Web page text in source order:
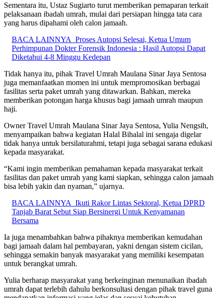
Sementara itu, Ustaz Sugiarto turut memberikan pemaparan terkait
pelaksanaan ibadah umrah, mulai dari persiapan hingga tata cara
yang harus dipahami oleh calon jamaah.
BACA LAINNYA Proses Autopsi Selesai, Ketua Umum
Perhimpunan Dokter Forensik Indonesia : Hasil Autopsi Dapat
Diketahui 4-8 Minggu Kedepan
Tidak hanya itu, pihak Travel Umrah Maulana Sinar Jaya Sentosa
juga memanfaatkan momen ini untuk mempromosikan berbagai
fasilitas serta paket umrah yang ditawarkan. Bahkan, mereka
memberikan potongan harga khusus bagi jamaah umrah maupun
haji.
Owner Travel Umrah Maulana Sinar Jaya Sentosa, Yulia Nengsih,
menyampaikan bahwa kegiatan Halal Bihalal ini sengaja digelar
tidak hanya untuk bersilaturahmi, tetapi juga sebagai sarana edukasi
kepada masyarakat.
“Kami ingin memberikan pemahaman kepada masyarakat terkait
fasilitas dan paket umrah yang kami siapkan, sehingga calon jamaah
bisa lebih yakin dan nyaman,” ujarnya.
BACA LAINNYA Ikuti Rakor Lintas Sektoral, Ketua DPRD
Tanjab Barat Sebut Siap Bersinergi Untuk Kenyamanan
Bersama
Ia juga menambahkan bahwa pihaknya memberikan kemudahan
bagi jamaah dalam hal pembayaran, yakni dengan sistem cicilan,
sehingga semakin banyak masyarakat yang memiliki kesempatan
untuk berangkat umrah.
Yulia berharap masyarakat yang berkeinginan menunaikan ibadah
umrah dapat terlebih dahulu berkonsultasi dengan pihak travel guna